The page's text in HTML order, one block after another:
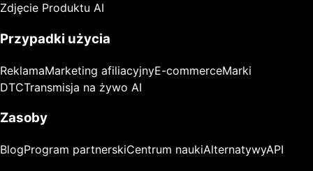
Zdjęcie Produktu AI
Przypadki użycia
ReklamaMarketing afiliacyjnyE-commerceMarki
DTCTransmisja na żywo AI
Zasoby
BlogProgram partnerskiCentrum naukiAlternatywyAPI